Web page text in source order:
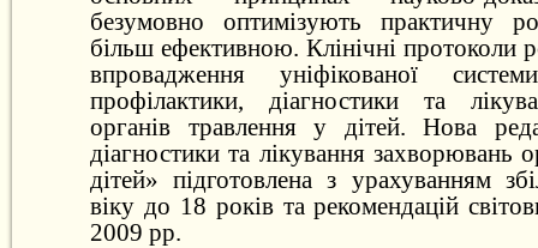
безумовно оптимізують практичну
більш ефективною. Клінічні протоколи
впровадження уніфікованої
профілактики, діагностики та
органів травлення у дітей. Нова
діагностики та лікування захворювань
дітей» підготовлена з урахуванням
віку до 18 років та рекомендацій
2009 рр.